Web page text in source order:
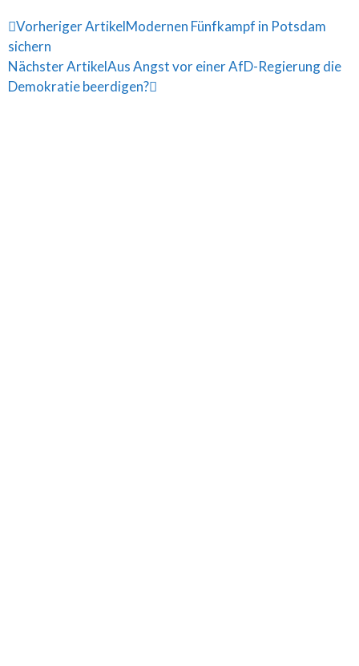
Vorheriger ArtikelModernen Fünfkampf in Potsdam
sichern
Nächster ArtikelAus Angst vor einer AfD-Regierung die
Demokratie beerdigen?